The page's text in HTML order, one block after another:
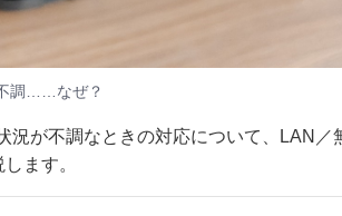
調……なぜ？
況が不調なときの対応について、LAN／
ます。